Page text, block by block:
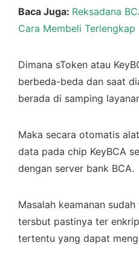
Baca Juga: Reksadana
Cara Membeli Terlengkap
Dimana sToken atau
berbeda-beda dan saat
berada di samping
Maka secara otomatis
data pada chip KeyBCA
dengan server bank BCA.
Masalah keamanan
tersbut pastinya ter
tertentu yang dapat